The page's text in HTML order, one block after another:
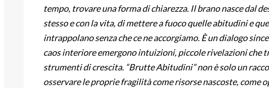
tempo, trovare una forma di chiarezza. Il brano nasce dal
stesso e con la vita, di mettere a fuoco quelle abitudini e
intrappolano senza che ce ne accorgiamo. È un dialogo
caos interiore emergono intuizioni, piccole rivelazioni che
strumenti di crescita. “Brutte Abitudini” non è solo un
osservare le proprie fragilità come risorse nascoste, come